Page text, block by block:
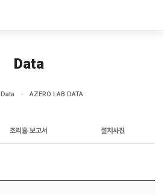
Data AZERO LAB DATA
Data
조리흄 보고서 설치사진